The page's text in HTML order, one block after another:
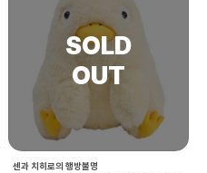
센과 치히로의 행방불명